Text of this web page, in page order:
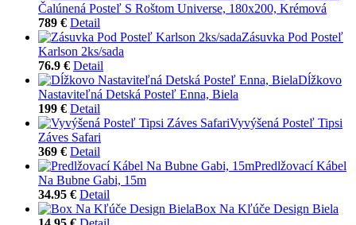
Čalúnená Posteľ S Roštom Universe, 180x200, Krémová
789 € Detail
Zásuvka Pod Posteľ
Karlson 2ks/sada
76.9 € Detail
Dĺžkovo
Nastaviteľná Detská Posteľ Enna, Biela
199 € Detail
Vyvýšená Posteľ Tipsi
Záves Safari
369 € Detail
Predlžovací Kábel
Na Bubne Gabi, 15m
34.95 € Detail
Box Na Kľúče Design Biela